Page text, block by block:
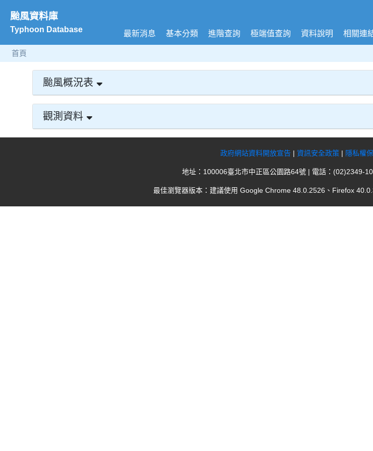
颱風資料庫
Typhoon Database 最新消息 基本分類 進階查詢 極端值查詢 資料說明 相關連
首頁
颱風概況表
觀測資料
政府網站資料開放宣告 | 資訊安全政策 | 隱私權
地址：100006臺北市中正區公園路64號 | 電話：(02)2349-
最佳瀏覽器版本：建議使用 Google Chrome 48.0.2526、Firefox